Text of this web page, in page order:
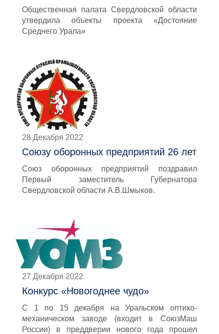
Общественная палата Свердловской области
утвердила объекты проекта «Достояние
Среднего Урала»
28 Декабря 2022
Союзу оборонных предприятий 26 лет
Союз оборонных предприятий поздравил
Первый заместитель Губернатора
Свердловской области А.В.Шмыков.
27 Декабря 2022
Конкурс «Новогоднее чудо»
С 1 по 15 декабря на Уральском оптико-
механическом заводе (входит в СоюзМаш
России) в преддверии нового года прошел